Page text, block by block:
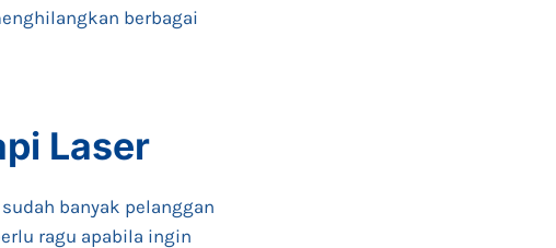
berbagai
Laser
banyak pelanggan
ragu apabila ingin